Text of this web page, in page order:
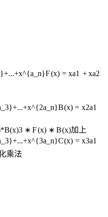
F(x) = xa1 + xa2
B(x) = x2a1
3 ∗ F(x) ∗ B(x)加上
C(x) = x3a1
乘法